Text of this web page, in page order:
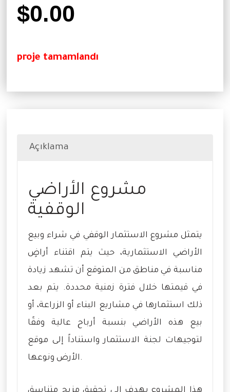
$0.00
proje tamamlandı
Açıklama
مشروع الأراضي
يتمثل مشروع الاستثمار الوقفي في شراء وبيع
الأراضي الاستثمارية، حيث يتم اقتناء أراضٍ
مناسبة في مناطق من المتوقع أن تشهد زيادة
في قيمتها خلال فترة زمنية محددة. يتم بعد
ذلك استثمارها في مشاريع البناء أو الزراعة، أو
بيع هذه الأراضي بنسبة أرباح عالية وفقًا
لتوجيهات لجنة الاستثمار واستناداً إلى موقع
الأرض ونوعها.